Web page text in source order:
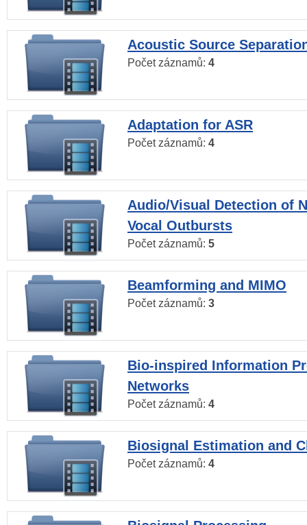
Acoustic Source
Počet záznamů: 4
Adaptation for ASR
Počet záznamů: 4
Audio/Visual Detection of
Vocal Outbursts
Počet záznamů: 5
Beamforming and MIMO
Počet záznamů: 3
Bio-inspired Information
Networks
Počet záznamů: 4
Biosignal Estimation and
Počet záznamů: 4